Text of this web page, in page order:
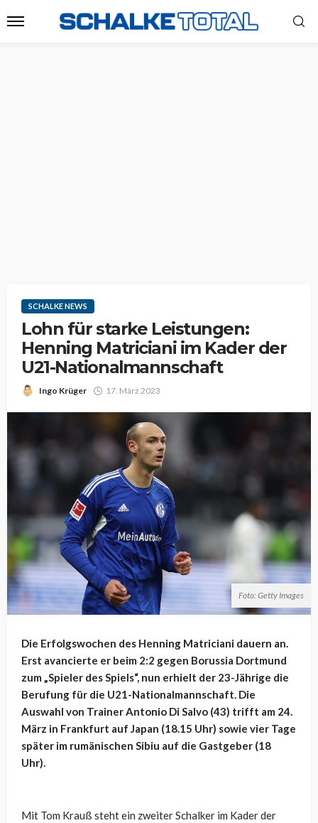
SCHALKE NEWS
Lohn für starke Leistungen:
Henning Matriciani im Kader der
U21-Nationalmannschaft
Ingo Krüger 17. März 2023
Foto: Getty Images
Die Erfolgswochen des Henning Matriciani dauern an.
Erst avancierte er beim 2:2 gegen Borussia Dortmund
zum „Spieler des Spiels“, nun erhielt der 23-Jährige die
Berufung für die U21-Nationalmannschaft. Die
Auswahl von Trainer Antonio Di Salvo (43) trifft am 24.
März in Frankfurt auf Japan (18.15 Uhr) sowie vier Tage
später im rumänischen Sibiu auf die Gastgeber (18
Uhr).
Mit Tom Krauß steht ein zweiter Schalker im Kader der